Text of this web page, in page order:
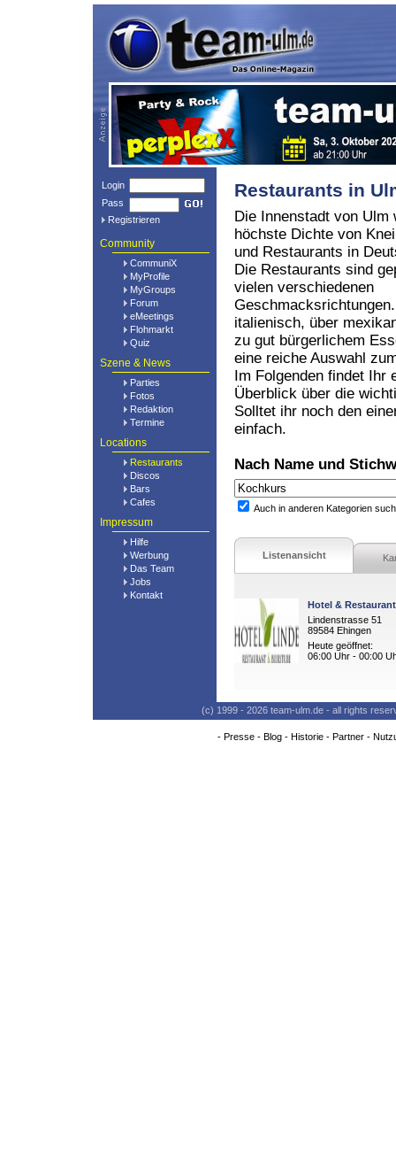
Login
Pass
Registrieren
Community
CommuniX
MyProfile
MyGroups
Forum
eMeetings
Flohmarkt
Quiz
Szene & News
Parties
Fotos
Redaktion
Termine
Locations
Restaurants
Discos
Bars
Cafes
Impressum
Hilfe
Werbung
Das Team
Jobs
Kontakt
Restaurants in
Die Innenstadt von Ulm
höchste Dichte von
und Restaurants in
Die Restaurants sind
vielen verschiedenen
italienisch, über
zu gut bürgerlichem
eine reiche Auswahl
Im Folgenden findet Ihr
Überblick über die
Solltet ihr noch den
einfach.
Nach Name und
Auch in anderen Kategorien
Listenansicht
Hotel &
Lindenstrasse 51
89584 Ehingen
Heute geöffnet:
06:00 Uhr - 00:00
(c) 1999 - 2026 team-ulm.de - all rights
- Presse- Blog- Historie- Partner-